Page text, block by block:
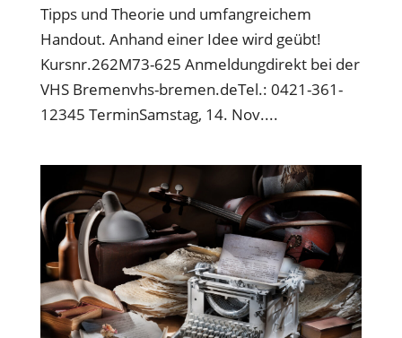
Tipps und Theorie und umfangreichem
Handout. Anhand einer Idee wird geübt!
Kursnr.262M73-625 Anmeldungdirekt bei der
VHS Bremenvhs-bremen.deTel.: 0421-361-
12345 TerminSamstag, 14. Nov....